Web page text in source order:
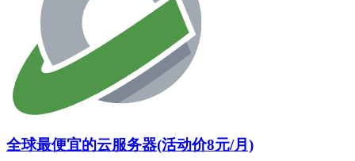
全球最便宜的云服务器(活动价8元/月)